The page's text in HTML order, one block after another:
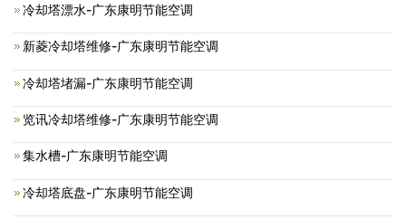
冷却塔漂水-广东康明节能空调
新菱冷却塔维修-广东康明节能空调
冷却塔堵漏-广东康明节能空调
览讯冷却塔维修-广东康明节能空调
集水槽-广东康明节能空调
冷却塔底盘-广东康明节能空调